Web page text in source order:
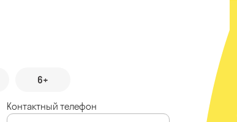
6+
Контактный телефон